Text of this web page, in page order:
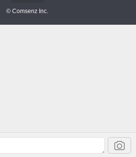
© Comsenz Inc.